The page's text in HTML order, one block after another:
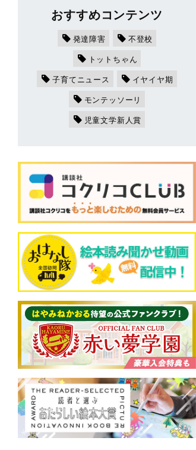
おすすめコンテンツ
発達障害
不登校
トットちゃん
子育てニュース
イヤイヤ期
モンテッソーリ
児童文学新人賞